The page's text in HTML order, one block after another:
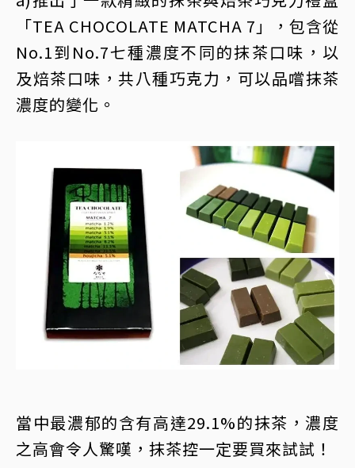
「TEA CHOCOLATE MATCHA 7」，包含從
No.1到No.7七種濃度不同的抹茶口味，以
及焙茶口味，共八種巧克力，可以品嚐抹茶
濃度的變化。
當中最濃郁的含有高達29.1%的抹茶，濃度
之高會令人驚嘆，抹茶控一定要買來試試！